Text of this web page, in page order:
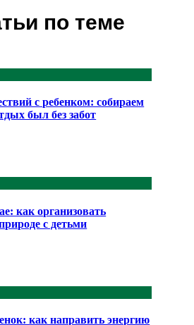
по теме
с ребенком: собираем
был без забот
как организовать
с детьми
как направить энергию